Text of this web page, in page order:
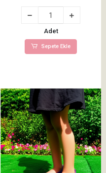
Adet
Sepete Ekle